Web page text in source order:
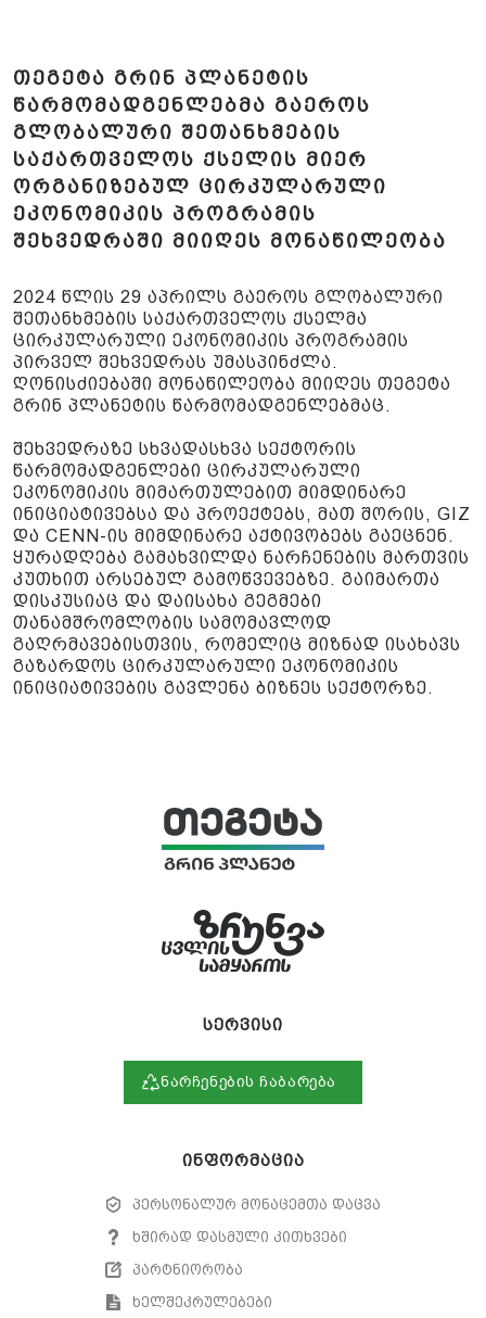
თეგეტა გრინ პლანეტის
წარმომადგენლებმა გაეროს
გლობალური შეთანხმების
საქართველოს ქსელის მიერ
ორგანიზებულ ცირკულარული
ეკონომიკის პროგრამის
შეხვედრაში მიიღეს მონაწილეობა
2024 წლის 29 აპრილს გაეროს გლობალური
შეთანხმების საქართველოს ქსელმა
ცირკულარული ეკონომიკის პროგრამის
პირველ შეხვედრას უმასპინძლა.
ღონისძიებაში მონაწილეობა მიიღეს თეგეტა
გრინ პლანეტის წარმომადგენლებმაც.
შეხვედრაზე სხვადასხვა სექტორის
წარმომადგენლები ცირკულარული
ეკონომიკის მიმართულებით მიმდინარე
ინიციატივებსა და პროექტებს, მათ შორის, GIZ
და CENN-ის მიმდინარე აქტივობებს გაეცნენ.
ყურადღება გამახვილდა ნარჩენების მართვის
კუთხით არსებულ გამოწვევებზე. გაიმართა
დისკუსიაც და დაისახა გეგმები
თანამშრომლობის სამომავლოდ
გაღრმავებისთვის, რომელიც მიზნად ისახავს
გაზარდოს ცირკულარული ეკონომიკის
ინიციატივების გავლენა ბიზნეს სექტორზე.
სერვისი
ნარჩენების ჩაბარება
ინფორმაცია
პერსონალურ მონაცემთა დაცვა
ხშირად დასმული კითხვები
პარტნიორობა
ხელშეკრულებები